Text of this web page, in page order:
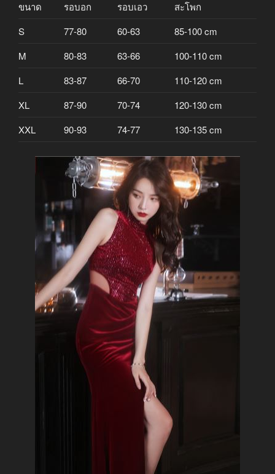
ขนาด รอบอก รอบเอว
สะโพก
S
77-80 60-63
85-100 cm
M
80-83 63-66
100-110 cm
L
83-87 66-70
110-120 cm
XL
87-90 70-74
120-130 cm
XXL
90-93 74-77 130-135 cm